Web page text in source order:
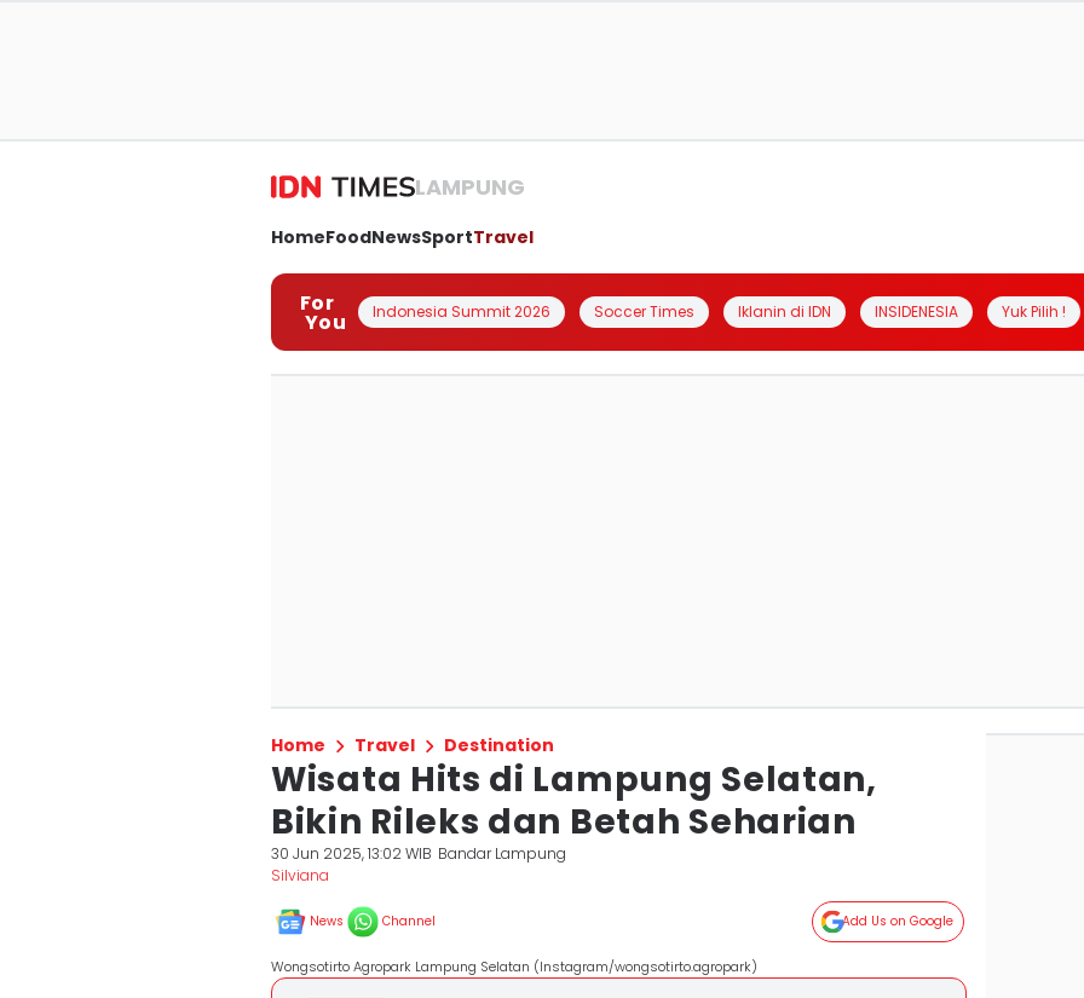
LAMPUNG
HomeFoodNewsSportTravel
For
You Indonesia Summit 2026 Soccer Times Iklanin di IDN INSIDENESIA Yuk Pilih !
Home Travel Destination
Wisata Hits di Lampung Selatan,
Bikin Rileks dan Betah Seharian
30 Jun 2025, 13:02 WIB Bandar Lampung
Silviana
News Channel Add Us on Google
Wongsotirto Agropark Lampung Selatan (Instagram/wongsotirto.agropark)